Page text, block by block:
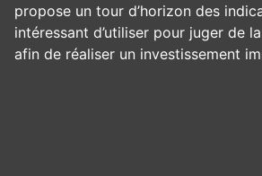
propose un tour d’horizon des
intéressant d’utiliser pour juger de
afin de réaliser un investissement